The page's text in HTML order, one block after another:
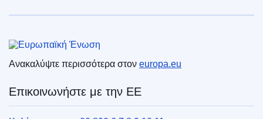
Ευρωπαϊκή Ένωση
Ανακαλύψτε περισσότερα στον europa.eu
Επικοινωνήστε με την ΕΕ